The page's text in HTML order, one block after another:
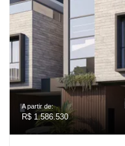
A partir de:
R$ 1.586.530